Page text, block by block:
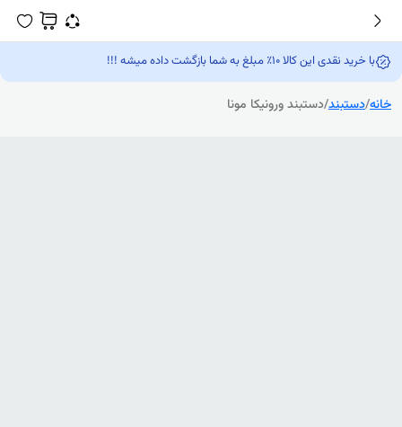
با خرید نقدی این کالا 10٪ مبلغ به شما بازگشت داده میشه !!!
خانه/دستبند/دستبند ورونیکا مونا